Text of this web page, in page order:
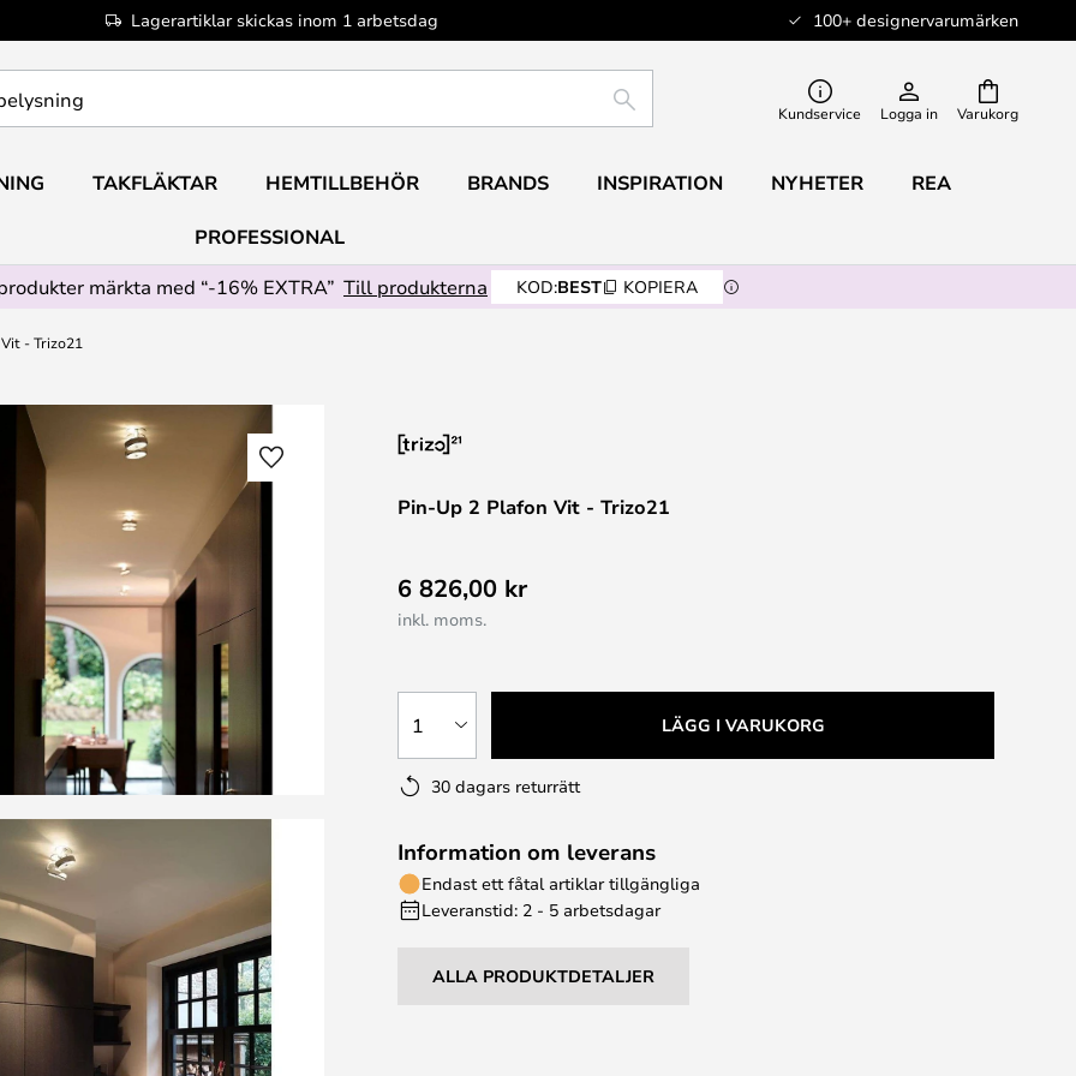
Lagerartiklar skickas inom 1 arbetsdag 100+ designervarumärken
Varukorg
SÖK Kundservice Logga in
TAKFLÄKTAR HEMTILLBEHÖR BRANDS INSPIRATION NYHETER REA
PROFESSIONAL
märkta med “-16% EXTRA” Till produkterna KOD:BEST KOPIERA
- Trizo21
Pin-Up 2 Plafon Vit - Trizo21
6 826,00 kr
inkl. moms.
1 LÄGG I VARUKORG
30 dagars returrätt
Information om leverans
Endast ett fåtal artiklar tillgängliga
Leveranstid: 2 - 5 arbetsdagar
ALLA PRODUKTDETALJER